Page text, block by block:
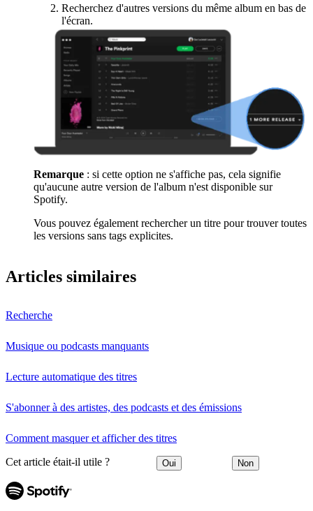
Recherchez d'autres versions du même album en bas de
l'écran.
Remarque : si cette option ne s'affiche pas, cela signifie
qu'aucune autre version de l'album n'est disponible sur
Spotify.
Vous pouvez également rechercher un titre pour trouver toutes
les versions sans tags explicites.
Articles similaires
Recherche
Musique ou podcasts manquants
Lecture automatique des titres
S'abonner à des artistes, des podcasts et des émissions
Comment masquer et afficher des titres
Cet article était-il utile ? Oui Non